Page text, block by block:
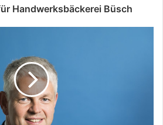
Handwerksbäckerei Büsch